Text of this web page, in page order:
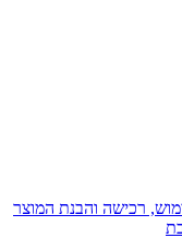
רכישה והבנת המוצר